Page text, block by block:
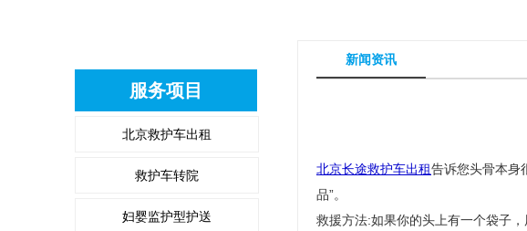
服务项目
北京救护车出租
救护车转院
妇婴监护型护送
新闻资讯
北京长途救护车出租告诉您头骨本身
品”。
救援方法:如果你的头上有一个袋子